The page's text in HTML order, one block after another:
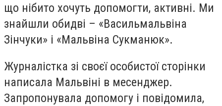
що нібито хочуть допомогти, активні. Ми
знайшли обидві – «Васильмальвіна
Зінчуки» і «Мальвіна Сукманюк».
Журналістка зі своєї особистої сторінки
написала Мальвіні в месенджер.
Запропонувала допомогу і повідомила,